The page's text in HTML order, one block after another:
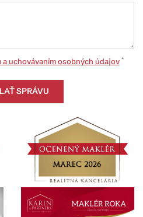
a uchovávaním osobných údajov *